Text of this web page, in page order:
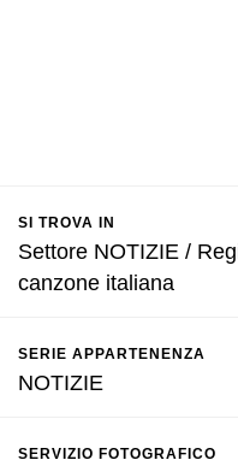
SI TROVA IN
Settore NOTIZIE /
canzone italiana
SERIE APPARTENENZA
NOTIZIE
SERVIZIO FOTOGRAFICO